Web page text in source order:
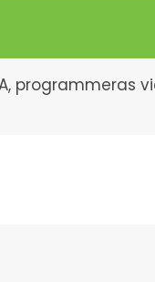
programmeras